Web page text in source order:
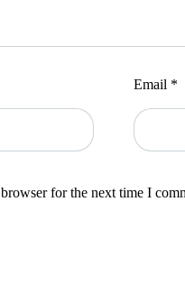
Email *
for the next time I